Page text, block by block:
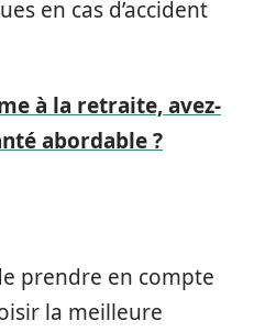
en cas d’accident
à la retraite, avez-
abordable ?
prendre en compte
la meilleure